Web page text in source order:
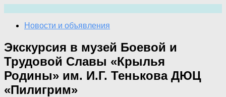
содержимому
Новости и объявления
Экскурсия в музей Боевой и
Трудовой Славы «Крылья
Родины» им. И.Г. Тенькова ДЮЦ
«Пилигрим»